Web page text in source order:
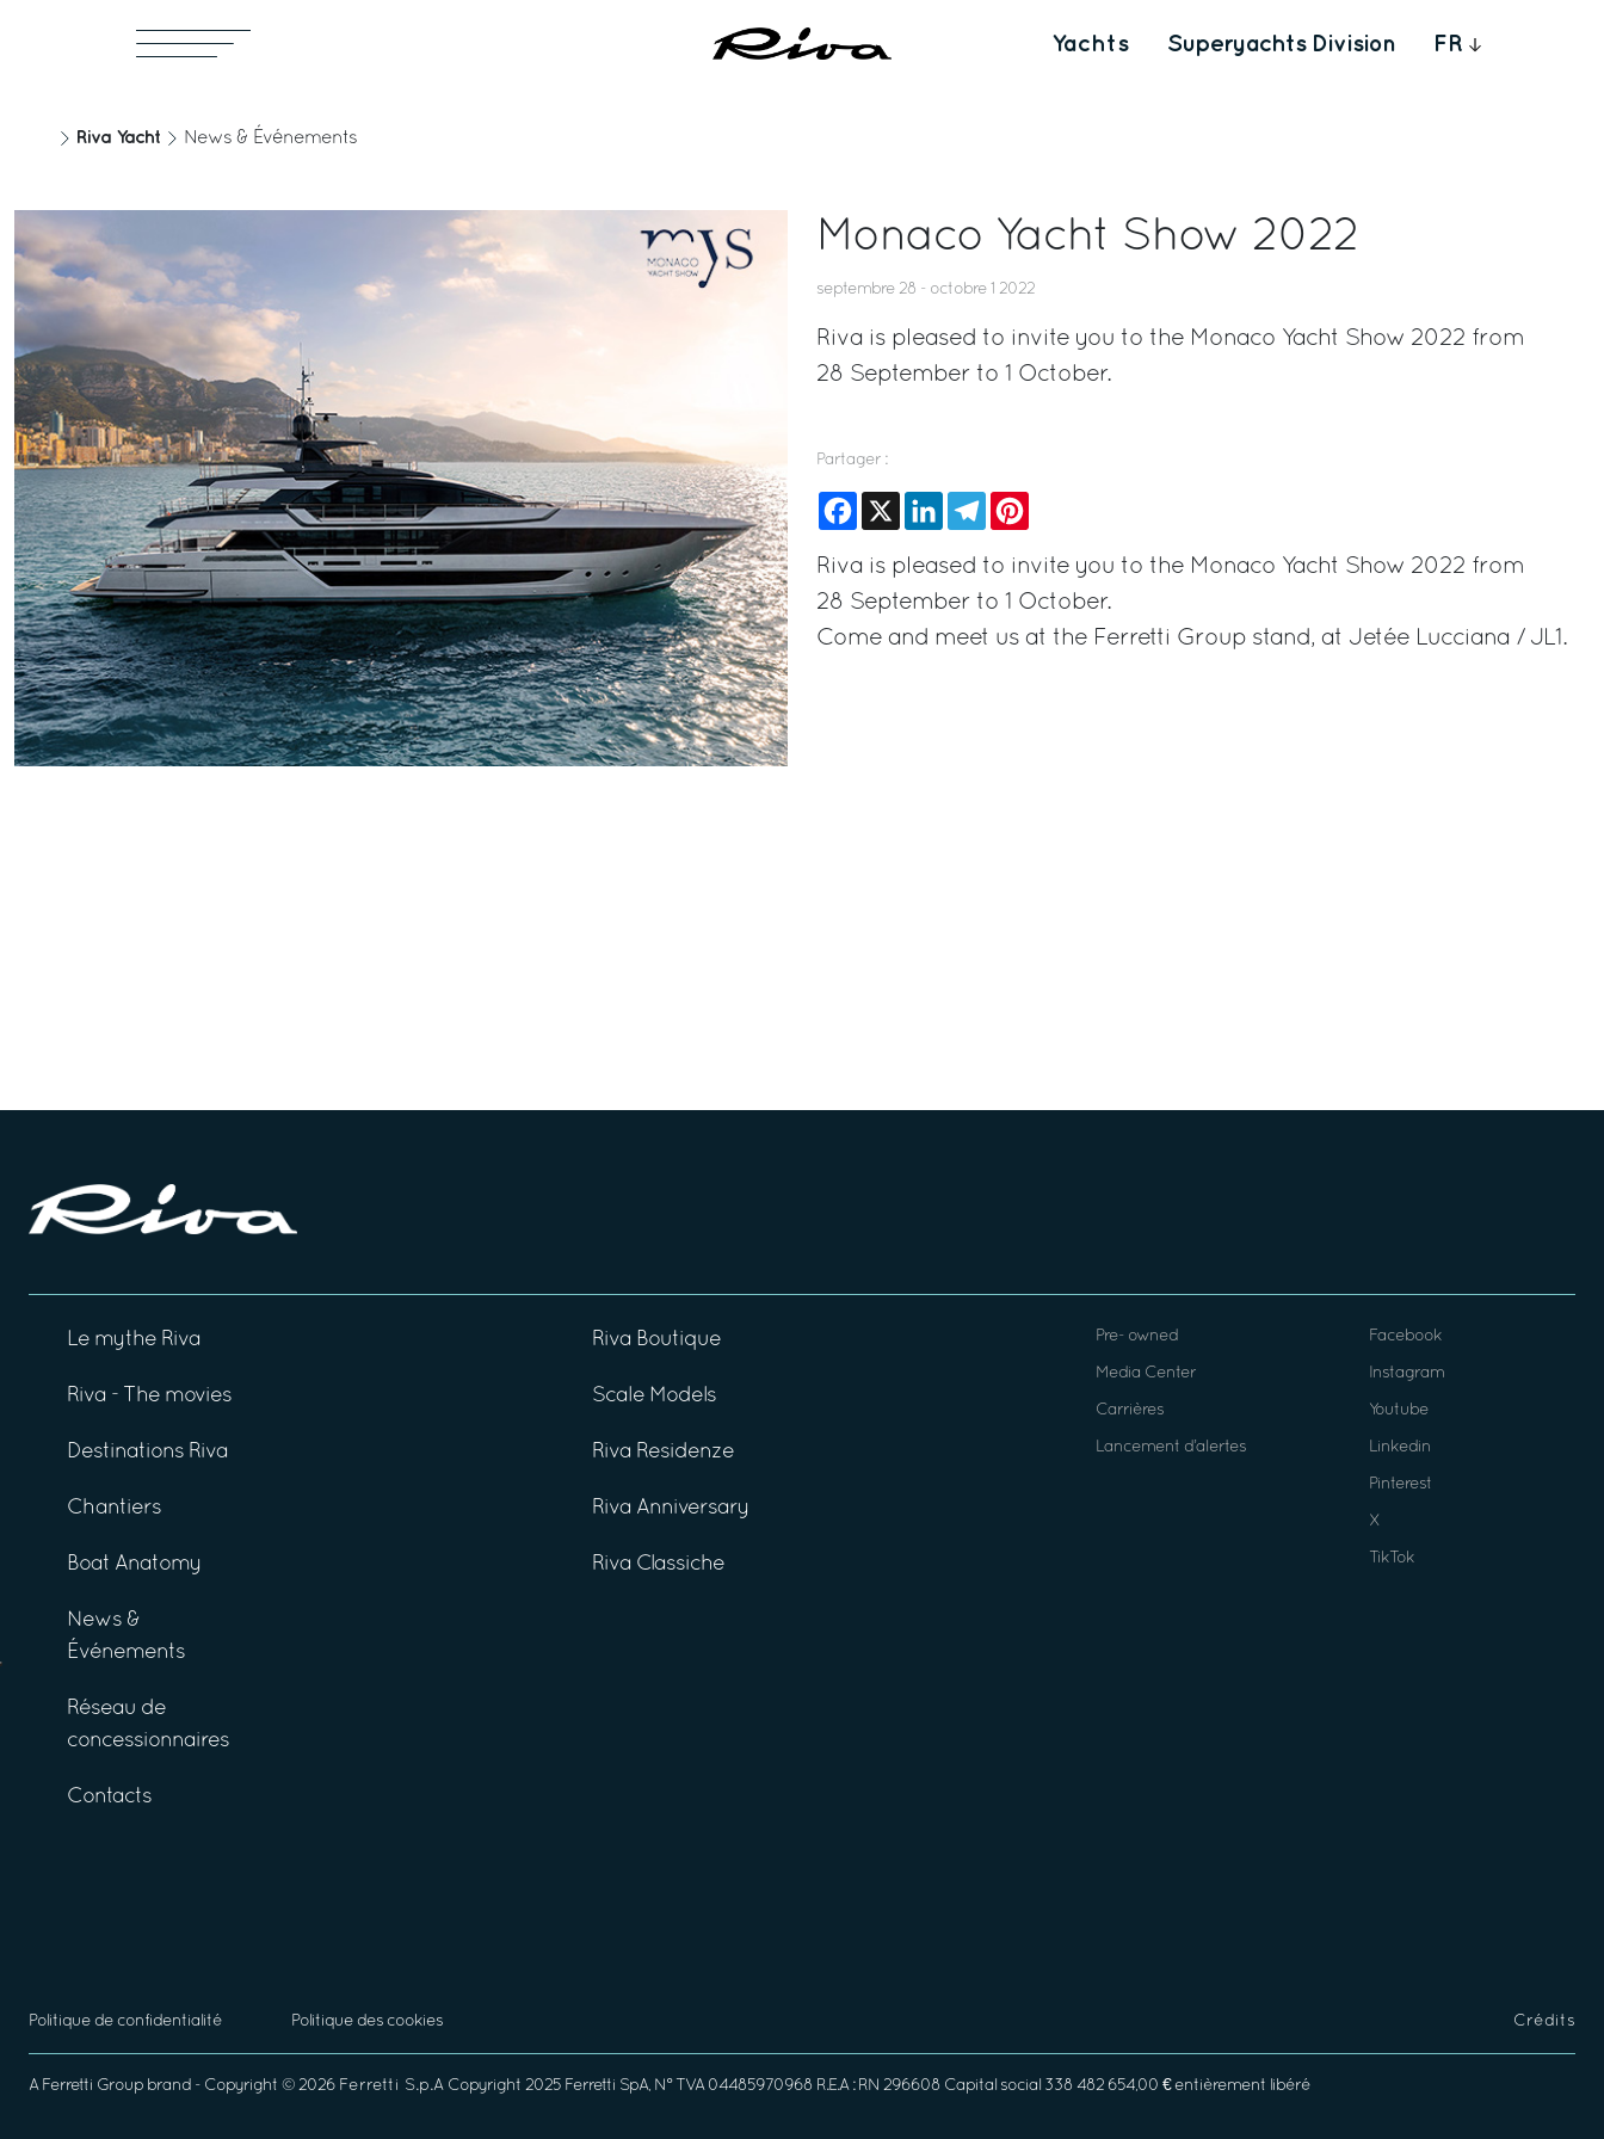
Yachts Superyachts Division FR
Riva Yacht News & Événements
Monaco Yacht Show 2022
septembre 28 - octobre 1 2022
Riva is pleased to invite you to the Monaco Yacht Show 2022 from
28 September to 1 October.
Partager :
Facebook
X LinkedInTelegram
Riva is pleased to invite you to the Monaco Yacht Show 2022 from
28 September to 1 October.
Come and meet us at the Ferretti Group stand, at Jetée Lucciana / JL1.
Le mythe Riva
Riva - The movies
Destinations Riva
Chantiers
Boat Anatomy
News &
Événements
Réseau de
concessionnaires
Contacts
Riva Boutique
Scale Models
Riva Residenze
Riva Anniversary
Riva Classiche
Pre- owned
Media Center
Carrières
Lancement d’alertes
Facebook
Instagram
Youtube
Linkedin
Pinterest
X
TikTok
Politique de confidentialité Politique des cookies Crédits
A Ferretti Group brand - Copyright © 2026 Ferretti S.p.A Copyright 2025 Ferretti SpA, N° TVA 04485970968 R.E.A : RN 296608 Capital social 338 482 654,00 € entièrement libéré